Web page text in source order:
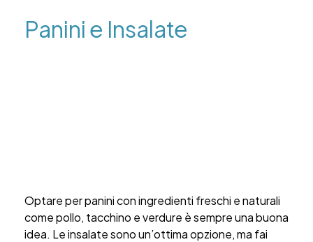
Panini e Insalate
Optare per panini con ingredienti freschi e naturali
come pollo, tacchino e verdure è sempre una buona
idea. Le insalate sono un’ottima opzione, ma fai